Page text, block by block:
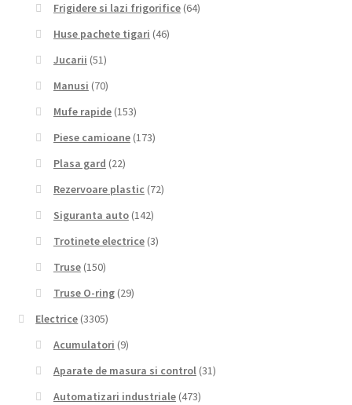
Frigidere si lazi frigorifice (64)
Huse pachete tigari (46)
Jucarii (51)
Manusi (70)
Mufe rapide (153)
Piese camioane (173)
Plasa gard (22)
Rezervoare plastic (72)
Siguranta auto (142)
Trotinete electrice (3)
Truse (150)
Truse O-ring (29)
Electrice (3305)
Acumulatori (9)
Aparate de masura si control (31)
Automatizari industriale (473)